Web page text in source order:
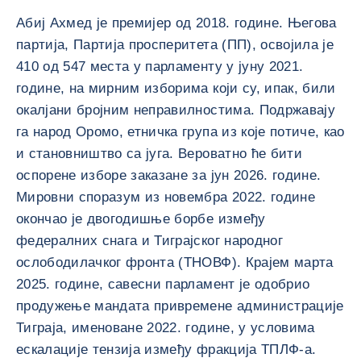
Абиј Ахмед је премијер од 2018. године. Његова
партија, Партија просперитета (ПП), освојила је
410 од 547 места у парламенту у јуну 2021.
године, на мирним изборима који су, ипак, били
окалјани бројним неправилностима. Подржавају
га народ Оромо, етничка група из које потиче, као
и становништво са југа. Вероватно ће бити
оспорене изборе заказане за јун 2026. године.
Мировни споразум из новембра 2022. године
окончао је двогодишње борбе између
федералних снага и Тиграјског народног
ослободилачког фронта (ТНОВФ). Крајем марта
2025. године, савесни парламент је одобрио
продужење мандата привремене администрације
Тиграја, именоване 2022. године, у условима
ескалације тензија између фракција ТПЛФ-а.